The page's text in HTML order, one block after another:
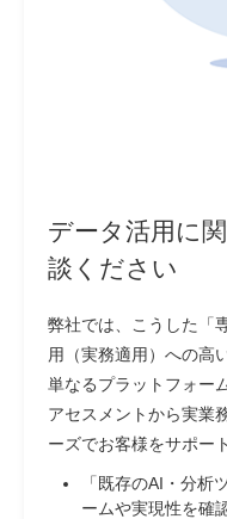
データ活用に
談ください
弊社では、こうした「
用（実務適用）への高
単なるプラットフォー
アセスメントから実業
ーズでお客様をサポー
「既存のAI・分析
ームや実現性を確